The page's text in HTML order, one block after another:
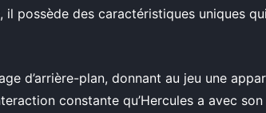
possède des caractéristiques uniques
d’arrière-plan, donnant au jeu une
constante qu’Hercules a avec